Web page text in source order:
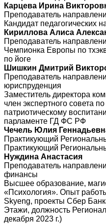
Карцева Ирина
Преподаватель
Кандидат педагогических
Кириллова Алиса
Преподаватель
Чемпионка Европы по
по йоге
Шишкин Дмитрий
Преподаватель
юриспруденция
Заместитель директора
член экспертного совета
патриотическому
парламенте ГД ФС РФ
Чечель Юлия
Практикующий
Практикующий
Нуждина Анастасия
Преподаватель
финансы
Высшее образование,
«Психология». Опыт
Skyeng, проекты Сбер
Этажи, должность
декабря 2023 г.)